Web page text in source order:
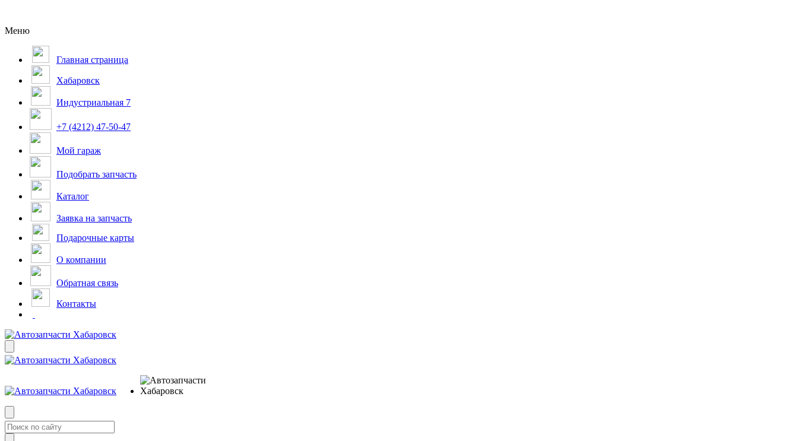
Меню
Главная страница
Хабаровск
Индустриальная 7
+7 (4212) 47-50-47
Мой гараж
Подобрать запчасть
Каталог
Заявка на запчасть
Подарочные карты
О компании
Обратная связь
Контакты